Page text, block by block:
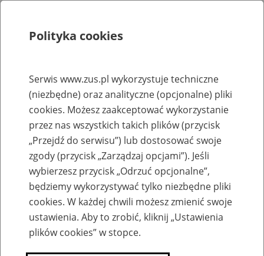
Rejestry, ewidencje i archiwa
Baza zlikwidowanych lub
przekształconych zakładów pracy
Nazwa zakładu pracy:
SZUKAJ
Polityka cookies
Serwis www.zus.pl wykorzystuje techniczne
(niezbędne) oraz analityczne (opcjonalne) pliki
cookies. Możesz zaakceptować wykorzystanie
przez nas wszystkich takich plików (przycisk
„Przejdź do serwisu”) lub dostosować swoje
zgody (przycisk „Zarządzaj opcjami”). Jeśli
wybierzesz przycisk „Odrzuć opcjonalne”,
będziemy wykorzystywać tylko niezbędne pliki
cookies. W każdej chwili możesz zmienić swoje
ustawienia. Aby to zrobić, kliknij „Ustawienia
plików cookies” w stopce.